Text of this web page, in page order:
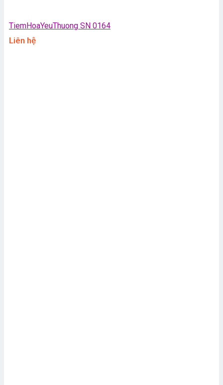
TiemHoaYeuThuong SN 0164
Liên hệ